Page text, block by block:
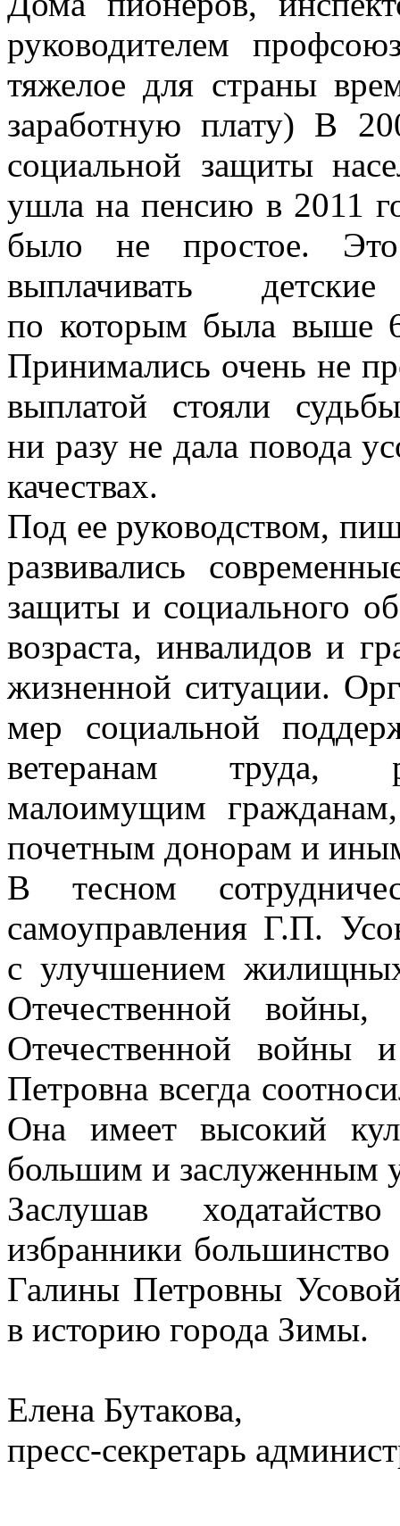
руководителем
тяжелое для страны
заработную плату) В
социальной защиты
ушла на пенсию в 2011
было не простое.
выплачивать
по которым была выше
Принимались очень не
выплатой стояли
ни разу не дала повода
качествах.
Под ее руководством,
развивались
защиты и социального
возраста, инвалидов и
жизненной ситуации.
мер социальной
ветеранам труда,
малоимущим
почетным донорам и
В тесном
самоуправления Г.П.
с улучшением
Отечественной войны,
Отечественной войны
Петровна всегда
Она имеет высокий
большим и заслуженным
Заслушав
избранники большинство
Галины Петровны
в историю города Зимы.
Елена Бутакова,
пресс-секретарь